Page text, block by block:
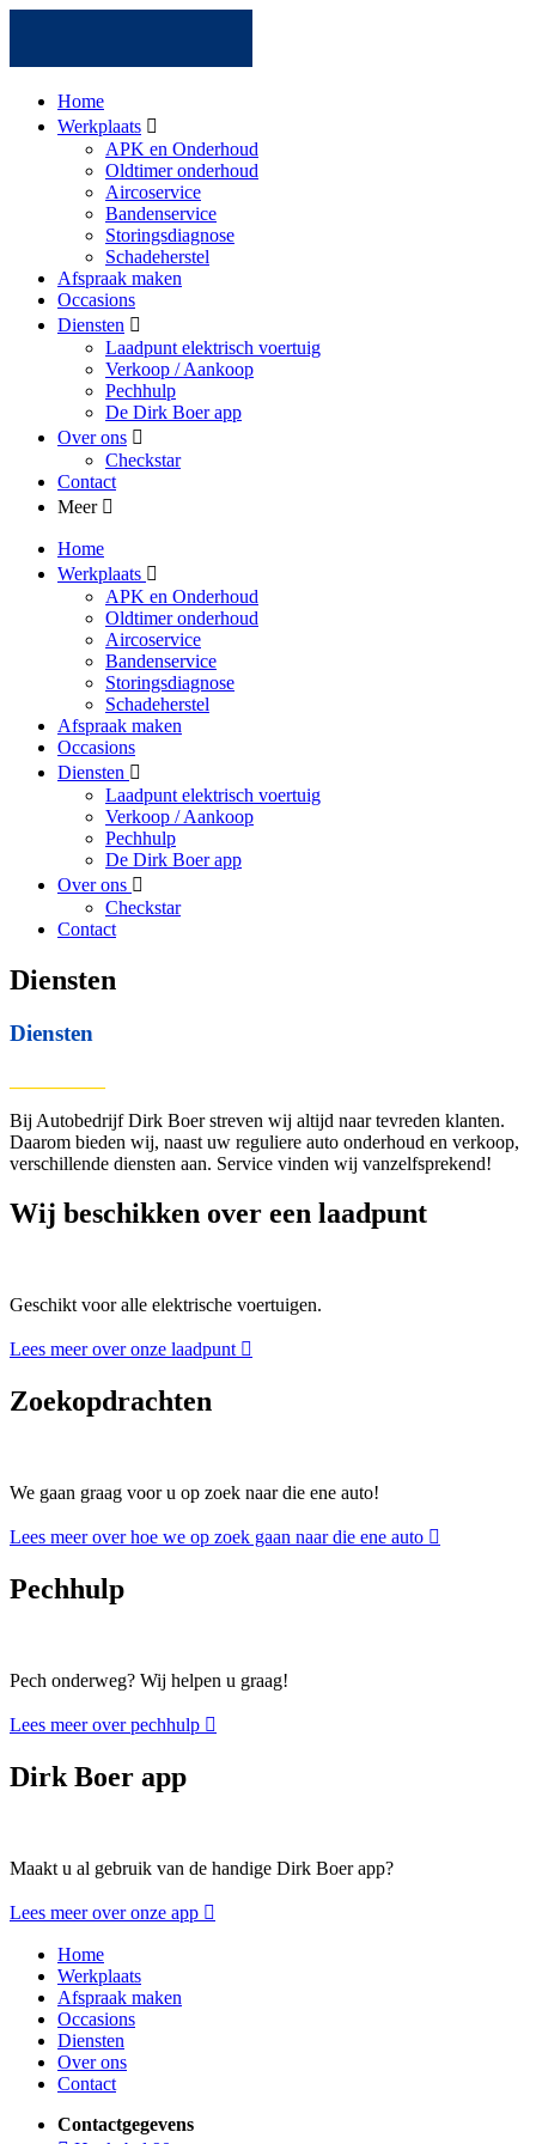
Home
Werkplaats
APK en Onderhoud
Oldtimer onderhoud
Aircoservice
Bandenservice
Storingsdiagnose
Schadeherstel
Afspraak maken
Occasions
Diensten
Laadpunt elektrisch voertuig
Verkoop / Aankoop
Pechhulp
De Dirk Boer app
Over ons
Checkstar
Contact
Meer
Home
Werkplaats
APK en Onderhoud
Oldtimer onderhoud
Aircoservice
Bandenservice
Storingsdiagnose
Schadeherstel
Afspraak maken
Occasions
Diensten
Laadpunt elektrisch voertuig
Verkoop / Aankoop
Pechhulp
De Dirk Boer app
Over ons
Checkstar
Contact
Diensten
Diensten
Bij Autobedrijf Dirk Boer streven wij altijd naar tevreden klanten.
Daarom bieden wij, naast uw reguliere auto onderhoud en verkoop,
verschillende diensten aan. Service vinden wij vanzelfsprekend!
Wij beschikken over een laadpunt
Geschikt voor alle elektrische voertuigen.
Lees meer over onze laadpunt
Zoekopdrachten
We gaan graag voor u op zoek naar die ene auto!
Lees meer over hoe we op zoek gaan naar die ene auto
Pechhulp
Pech onderweg? Wij helpen u graag!
Lees meer over pechhulp
Dirk Boer app
Maakt u al gebruik van de handige Dirk Boer app?
Lees meer over onze app
Home
Werkplaats
Afspraak maken
Occasions
Diensten
Over ons
Contact
Contactgegevens